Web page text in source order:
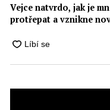
Vejce natvrdo, jak je
protřepat a vznikne